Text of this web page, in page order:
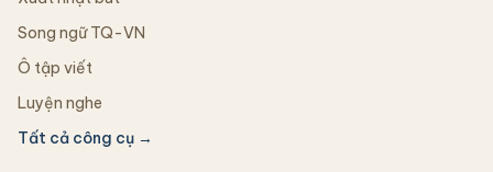
Song ngữ TQ-VN
Ô tập viết
Luyện nghe
Tất cả công cụ →